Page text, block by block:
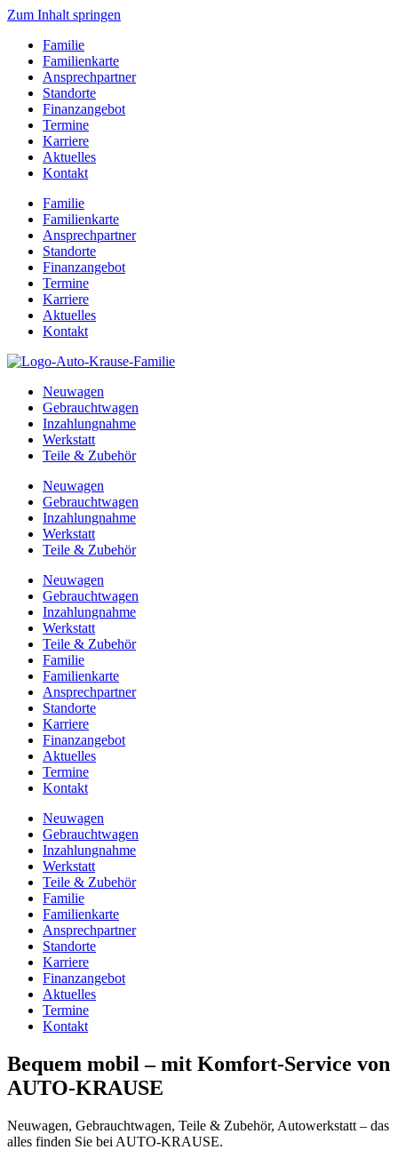
Zum Inhalt springen
Familie
Familienkarte
Ansprechpartner
Standorte
Finanzangebot
Termine
Karriere
Aktuelles
Kontakt
Familie
Familienkarte
Ansprechpartner
Standorte
Finanzangebot
Termine
Karriere
Aktuelles
Kontakt
Neuwagen
Gebrauchtwagen
Inzahlungnahme
Werkstatt
Teile & Zubehör
Neuwagen
Gebrauchtwagen
Inzahlungnahme
Werkstatt
Teile & Zubehör
Neuwagen
Gebrauchtwagen
Inzahlungnahme
Werkstatt
Teile & Zubehör
Familie
Familienkarte
Ansprechpartner
Standorte
Karriere
Finanzangebot
Aktuelles
Termine
Kontakt
Neuwagen
Gebrauchtwagen
Inzahlungnahme
Werkstatt
Teile & Zubehör
Familie
Familienkarte
Ansprechpartner
Standorte
Karriere
Finanzangebot
Aktuelles
Termine
Kontakt
Bequem mobil – mit Komfort-Service von
AUTO-KRAUSE
Neuwagen, Gebrauchtwagen, Teile & Zubehör, Autowerkstatt – das
alles finden Sie bei AUTO-KRAUSE.